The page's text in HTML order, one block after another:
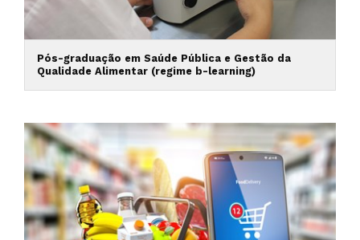
Pós-graduação em Saúde Pública e Gestão da
Qualidade Alimentar (regime b-learning)